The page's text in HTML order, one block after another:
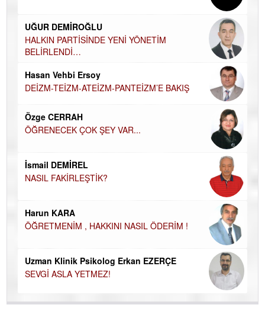
UĞUR DEMİROĞLU
HALKIN PARTİSİNDE YENİ YÖNETİM
BELİRLENDİ…
Hasan Vehbi Ersoy
DEİZM-TEİZM-ATEİZM-PANTEİZM’E BAKIŞ
Özge CERRAH
ÖĞRENECEK ÇOK ŞEY VAR...
İsmail DEMİREL
NASIL FAKİRLEŞTİK?
Harun KARA
ÖĞRETMENİM , HAKKINI NASIL ÖDERİM !
Uzman Klinik Psikolog Erkan EZERÇE
SEVGİ ASLA YETMEZ!